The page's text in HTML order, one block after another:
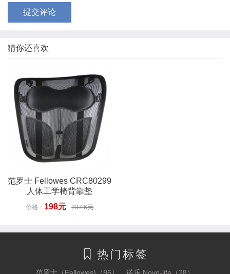
提交评论
猜你还喜欢
范罗士 Fellowes CRC80299
人体工学椅背靠垫
价格： 198元 237.6元
 热门标签
范罗士（Fellowes)（86） 诺乐 Novo-life（28）